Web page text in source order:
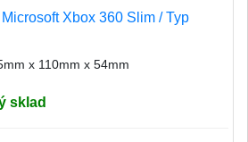
Xbox 360 Slim / Typ
x 110mm x 54mm
sklad